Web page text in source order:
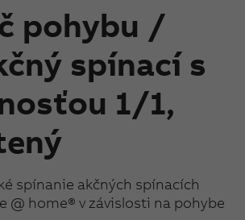
pohybu /
spínací s
1/1,
spínanie akčných spínacích
@ home® v závislosti na pohybe